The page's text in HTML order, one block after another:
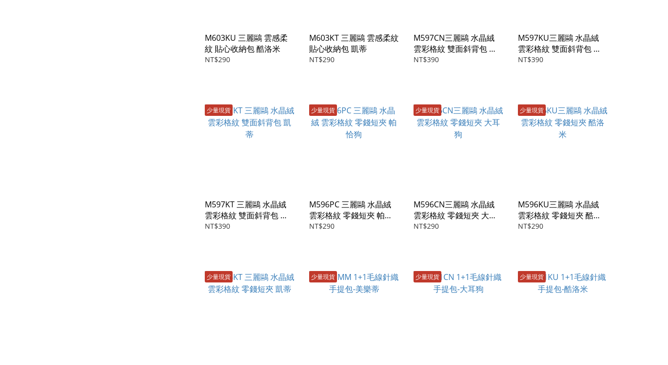
M603KU 三麗鷗 雲感柔
紋 貼心收納包 酷洛米
NT$290
M603KT 三麗鷗 雲感柔紋
貼心收納包 凱蒂
NT$290
M597CN三麗鷗 水晶絨
雲彩格紋 雙面斜背包 大
耳狗
NT$390
M597KU三麗鷗 水晶絨
雲彩格紋 雙面斜背包 酷
洛米
NT$390
少量現貨
M597KT 三麗鷗 水晶絨
雲彩格紋 雙面斜背包 凱
蒂
NT$390
少量現貨
M596PC 三麗鷗 水晶絨
雲彩格紋 零錢短夾 帕恰
狗
NT$290
少量現貨
M596CN三麗鷗 水晶絨
雲彩格紋 零錢短夾 大耳
狗
NT$290
少量現貨
M596KU三麗鷗 水晶絨
雲彩格紋 零錢短夾 酷洛
米
NT$290
少量現貨 少量現貨 少量現貨 少量現貨